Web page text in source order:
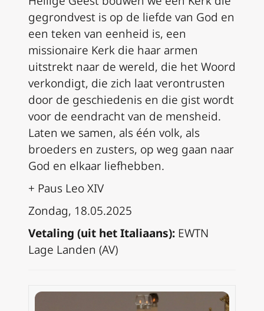
gegrondvest is op de liefde van God en
een teken van eenheid is, een
missionaire Kerk die haar armen
uitstrekt naar de wereld, die het Woord
verkondigt, die zich laat verontrusten
door de geschiedenis en die gist wordt
voor de eendracht van de mensheid.
Laten we samen, als één volk, als
broeders en zusters, op weg gaan naar
God en elkaar liefhebben.
+ Paus Leo XIV
Zondag, 18.05.2025
Vetaling (uit het Italiaans): EWTN
Lage Landen (AV)